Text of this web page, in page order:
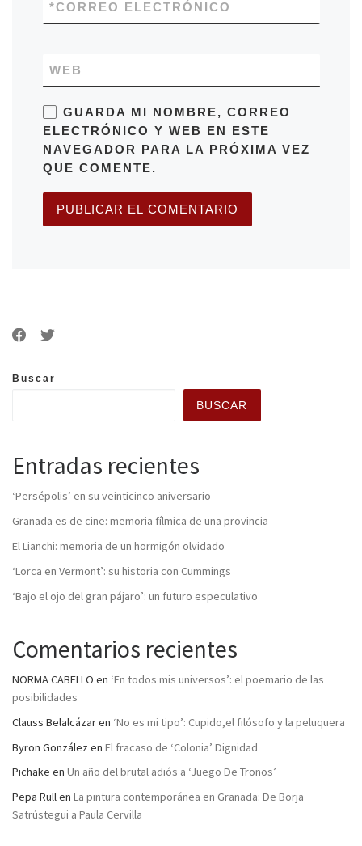
CORREO ELECTRÓNICO
*
WEB
GUARDA MI NOMBRE, CORREO
ELECTRÓNICO Y WEB EN ESTE
NAVEGADOR PARA LA PRÓXIMA VEZ
QUE COMENTE.
Buscar
BUSCAR
Entradas recientes
‘Persépolis’ en su veinticinco aniversario
Granada es de cine: memoria fílmica de una provincia
El Lianchi: memoria de un hormigón olvidado
‘Lorca en Vermont’: su historia con Cummings
‘Bajo el ojo del gran pájaro’: un futuro especulativo
Comentarios recientes
NORMA CABELLO en ‘En todos mis universos’: el poemario de las
posibilidades
Clauss Belalcázaren ‘No es mi tipo’: Cupido,el filósofo y la peluquera
Byron González en El fracaso de ‘Colonia’ Dignidad
Pichake en Un año del brutal adiós a ‘Juego De Tronos’
Pepa Rullen La pintura contemporánea en Granada: De Borja
Satrústegui a Paula Cervilla